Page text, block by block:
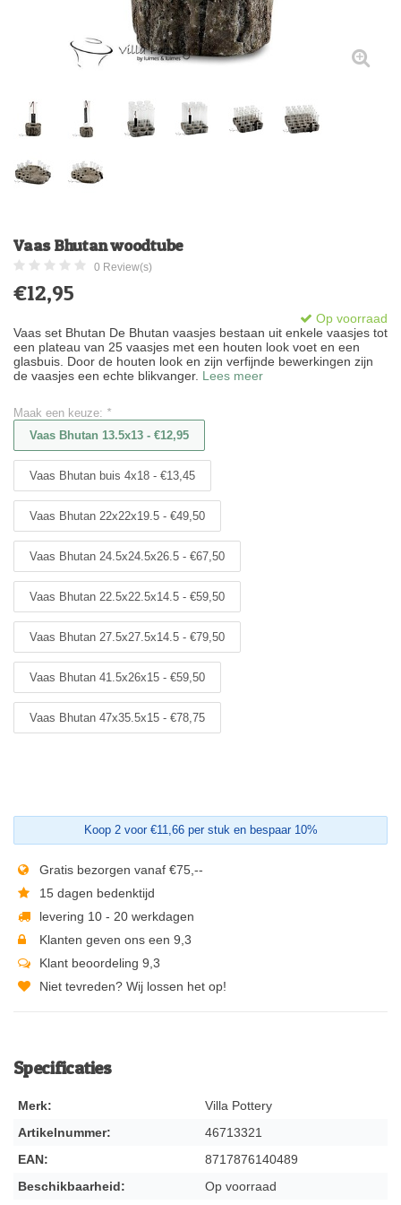
Vaas Bhutan woodtube
0 Review(s)
€12,95
Op voorraad
Vaas set Bhutan De Bhutan vaasjes bestaan uit enkele vaasjes tot
een plateau van 25 vaasjes met een houten look voet en een
glasbuis. Door de houten look en zijn verfijnde bewerkingen zijn
de vaasjes een echte blikvanger. Lees meer
Maak een keuze: *
Vaas Bhutan 13.5x13 - €12,95
Vaas Bhutan buis 4x18 - €13,45
Vaas Bhutan 22x22x19.5 - €49,50
Vaas Bhutan 24.5x24.5x26.5 - €67,50
Vaas Bhutan 22.5x22.5x14.5 - €59,50
Vaas Bhutan 27.5x27.5x14.5 - €79,50
Vaas Bhutan 41.5x26x15 - €59,50
Vaas Bhutan 47x35.5x15 - €78,75
Koop 2 voor €11,66 per stuk en bespaar 10%
Gratis bezorgen vanaf €75,--
15 dagen bedenktijd
levering 10 - 20 werkdagen
Klanten geven ons een 9,3
Klant beoordeling 9,3
Niet tevreden? Wij lossen het op!
Specificaties
Merk:
Villa Pottery
Artikelnummer:
46713321
EAN:
8717876140489
Beschikbaarheid:
Op voorraad